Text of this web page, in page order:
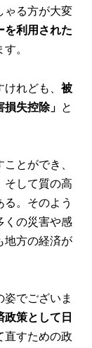
ゃる方が大変
を利用された
。
けれども、被
失控除」 と
とができ、
そして質の高
。そのよう
くの災害や感
地方の経済が
でございま
政策として日
直すための政